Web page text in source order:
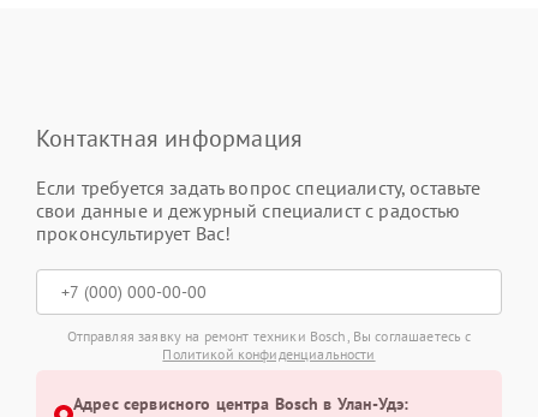
Контактная информация
Если требуется задать вопрос специалисту, оставьте
свои данные и дежурный специалист с радостью
проконсультирует Вас!
Отправляя заявку на ремонт техники Bosch, Вы соглашаетесь с
Политикой конфиденциальности
Адрес сервисного центра Bosch в Улан-Удэ: